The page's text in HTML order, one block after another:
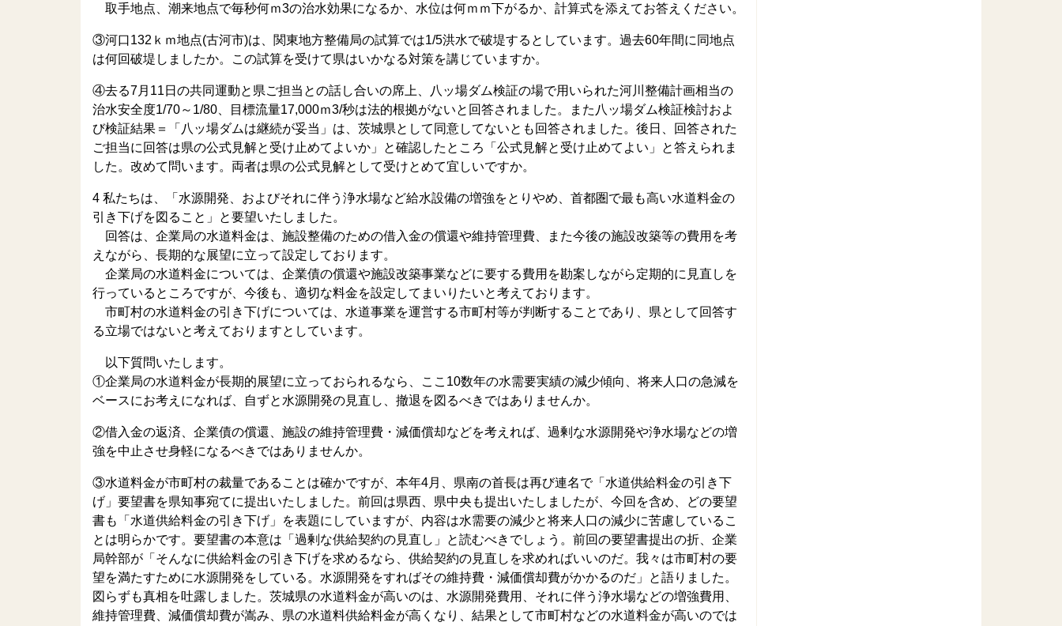
取手地点、潮来地点で毎秒何ｍ3の治水効果になるか、水位は何ｍｍ下がるか、計算式を添えてお答えください。
③河口132ｋｍ地点(古河市)は、関東地方整備局の試算では1/5洪水で破堤するとしています。過去60年間に同地点
は何回破堤しましたか。この試算を受けて県はいかなる対策を講じていますか。
④去る7月11日の共同運動と県ご担当との話し合いの席上、八ッ場ダム検証の場で用いられた河川整備計画相当の
治水安全度1/70～1/80、目標流量17,000ｍ3/秒は法的根拠がないと回答されました。また八ッ場ダム検証検討およ
び検証結果＝「八ッ場ダムは継続が妥当」は、茨城県として同意してないとも回答されました。後日、回答された
ご担当に回答は県の公式見解と受け止めてよいか」と確認したところ「公式見解と受け止めてよい」と答えられま
した。改めて問います。両者は県の公式見解として受けとめて宜しいですか。
4 私たちは、「水源開発、およびそれに伴う浄水場など給水設備の増強をとりやめ、首都圏で最も高い水道料金の
引き下げを図ること」と要望いたしました。
回答は、企業局の水道料金は、施設整備のための借入金の償還や維持管理費、また今後の施設改築等の費用を考
えながら、長期的な展望に立って設定しております。
企業局の水道料金については、企業債の償還や施設改築事業などに要する費用を勘案しながら定期的に見直しを
行っているところですが、今後も、適切な料金を設定してまいりたいと考えております。
市町村の水道料金の引き下げについては、水道事業を運営する市町村等が判断することであり、県として回答す
る立場ではないと考えておりますとしています。
以下質問いたします。
①企業局の水道料金が長期的展望に立っておられるなら、ここ10数年の水需要実績の減少傾向、将来人口の急減を
ベースにお考えになれば、自ずと水源開発の見直し、撤退を図るべきではありませんか。
②借入金の返済、企業債の償還、施設の維持管理費・減価償却などを考えれば、過剰な水源開発や浄水場などの増
強を中止させ身軽になるべきではありませんか。
③水道料金が市町村の裁量であることは確かですが、本年4月、県南の首長は再び連名で「水道供給料金の引き下
げ」要望書を県知事宛てに提出いたしました。前回は県西、県中央も提出いたしましたが、今回を含め、どの要望
書も「水道供給料金の引き下げ」を表題にしていますが、内容は水需要の減少と将来人口の減少に苦慮しているこ
とは明らかです。要望書の本意は「過剰な供給契約の見直し」と読むべきでしょう。前回の要望書提出の折、企業
局幹部が「そんなに供給料金の引き下げを求めるなら、供給契約の見直しを求めればいいのだ。我々は市町村の要
望を満たすために水源開発をしている。水源開発をすればその維持費・減価償却費がかかるのだ」と語りました。
図らずも真相を吐露しました。茨城県の水道料金が高いのは、水源開発費用、それに伴う浄水場などの増強費用、
維持管理費、減価償却費が嵩み、県の水道料供給料金が高くなり、結果として市町村などの水道料金が高いのでは